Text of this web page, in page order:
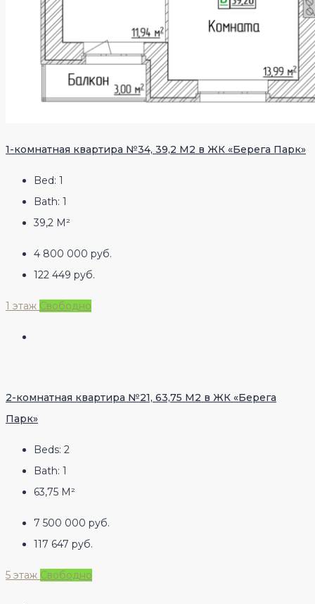
1-комнатная квартира №34, 39,2 М2 в ЖК «Берега Парк»
Bed: 1
Bath: 1
39,2 М²
4 800 000 руб.
122 449 руб.
1 этаж Свободно
2-комнатная квартира №21, 63,75 М2 в ЖК «Берега
Парк»
Beds: 2
Bath: 1
63,75 М²
7 500 000 руб.
117 647 руб.
5 этаж Свободно